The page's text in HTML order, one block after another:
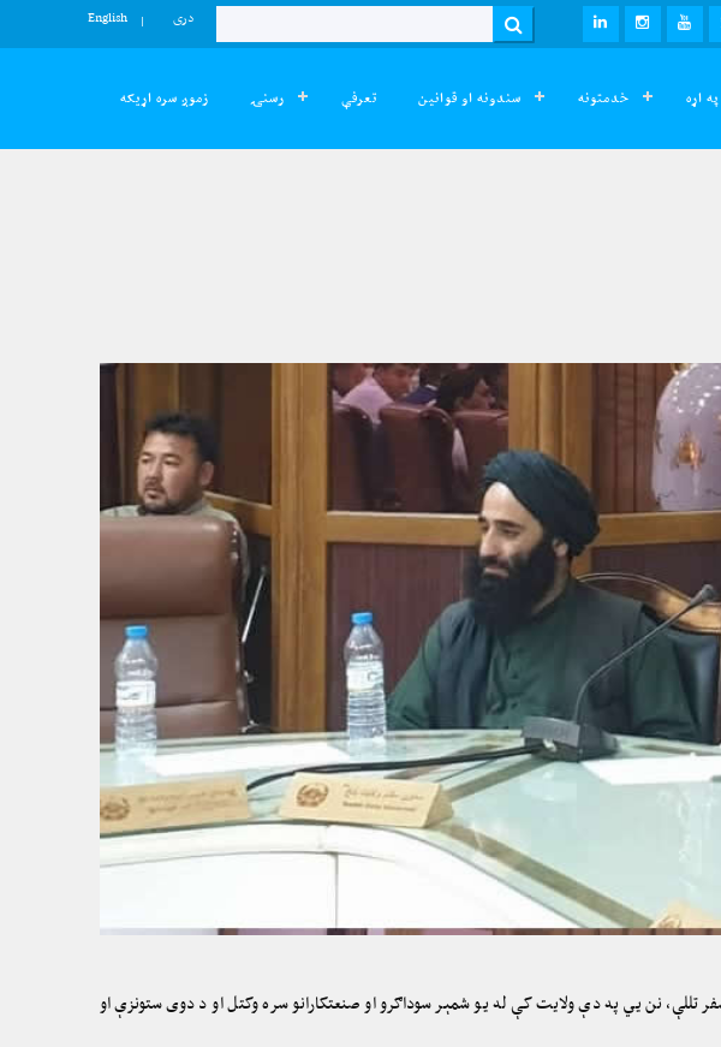
TWITTER
YOUTUBE
INSTAGRAM
LINKEDIN
Search
دری English
اړه خدمتونه سندونه او قوانین تعرفې رسنۍ زموږ سره اړیکه
نن یي په دې ولایت کې له یو شمېر سوداګرو او صنعتکارانو سره وکتل او د دوی ستونزې او